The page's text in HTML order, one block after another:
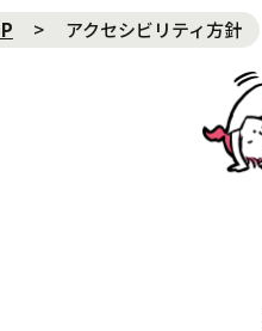
ジェクト概要
アクセシビリティ方針